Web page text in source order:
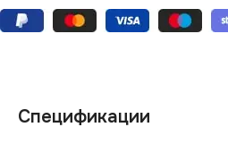
Спецификации